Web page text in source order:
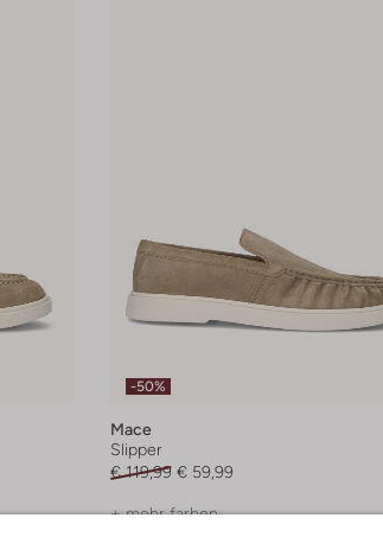
-50%
Mace
Slipper
€ 119,99 € 59,99
+ mehr farben